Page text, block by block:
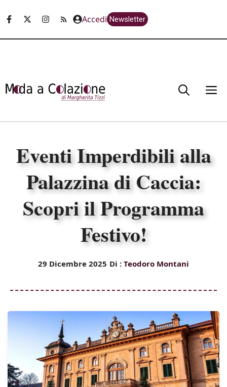
Accedi Newsletter
Eventi Imperdibili alla
Palazzina di Caccia:
Scopri il Programma
Festivo!
29 Dicembre 2025 Di : Teodoro Montani